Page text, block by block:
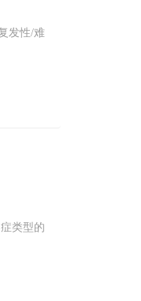
发性/难
类型的